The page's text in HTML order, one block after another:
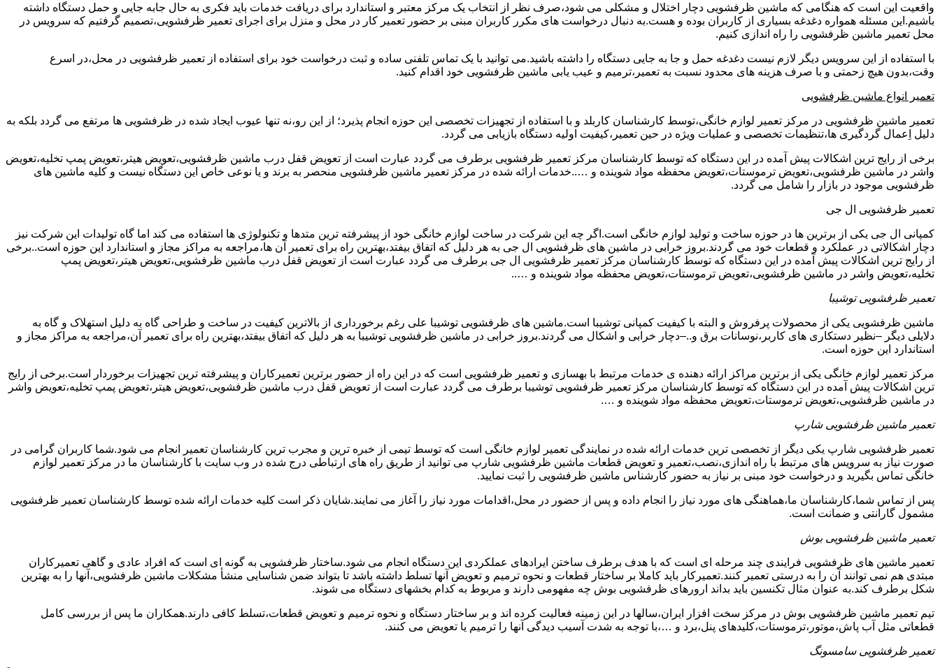
واقعیت این است که هنگامی که ماشین ظرفشویی دچار اختلال و مشکلی می شود،صرف نظر از انتخاب یک مرکز معتبر و استاندارد برای دریافت خدمات باید فکری به حال جابه جایی و حمل دستگاه داشته
باشیم.این مسئله همواره دغدغه بسیاری از کاربران بوده و هست.به دنبال درخواست های مکرر کاربران مبنی بر حضور تعمیر کار در محل و منزل برای اجرای تعمیر ظرفشویی،تصمیم گرفتیم که سرویس در
محل تعمیر ماشین ظرفشویی را راه اندازی کنیم.
با استفاده از این سرویس دیگر لازم نیست دغدغه حمل و جا به جایی دستگاه را داشته باشید.می توانید با یک تماس تلفنی ساده و ثبت درخواست خود برای استفاده از تعمیر ظرفشویی در محل،در اسرع
وقت،بدون هیچ زحمتی و با صرف هزینه های محدود نسبت به تعمیر،ترمیم و عیب یابی ماشین ظرفشویی خود اقدام کنید.
تعمیر انواع ماشین ظرفشویی
تعمیر ماشین ظرفشویی در مرکز تعمیر لوازم خانگی،توسط کارشناسان کاربلد و با استفاده از تجهیزات تخصصی این حوزه انجام پذیرد؛ از این رو،نه تنها عیوب ایجاد شده در ظرفشویی ها مرتفع می گردد بلکه به
دلیل اِعمال گردگیری ها،تنظیمات تخصصی و عملیات ویژه در حین تعمیر،کیفیت اولیه دستگاه بازیابی می گردد.
برخی از رایج ترین اشکالات پیش آمده در این دستگاه که توسط کارشناسان مرکز تعمیر ظرفشویی برطرف می گردد عبارت است از تعویض قفل درب ماشین ظرفشویی،تعویض هیتر،تعویض پمپ تخلیه،تعویض
واشر در ماشین ظرفشویی،تعویض ترموستات،تعویض محفظه مواد شوینده و …..خدمات ارائه شده در مرکز تعمیر ماشین ظرفشویی منحصر به برند و یا نوعی خاص این دستگاه نیست و کلیه ماشین های
ظرفشویی موجود در بازار را شامل می گردد.
تعمیر ظرفشویی ال جی
کمپانی ال جی یکی از برترین ها در حوزه ساخت و تولید لوازم خانگی است.اگر چه این شرکت در ساخت لوازم خانگی خود از پیشرفته ترین متدها و تکنولوژی ها استفاده می کند اما گاه تولیدات این شرکت نیز
دچار اشکالاتی در عملکرد و قطعات خود می گردند.بروز خرابی در ماشین های ظرفشویی ال جی به هر دلیل که اتفاق بیفتد،بهترین راه برای تعمیر آن ها،مراجعه به مراکز مجاز و استاندارد این حوزه است..برخی
از رایج ترین اشکالات پیش آمده در این دستگاه که توسط کارشناسان مرکز تعمیر ظرفشویی ال جی برطرف می گردد عبارت است از تعویض قفل درب ماشین ظرفشویی،تعویض هیتر،تعویض پمپ
تخلیه،تعویض واشر در ماشین ظرفشویی،تعویض ترموستات،تعویض محفظه مواد شوینده و …..
تعمیر ظرفشویی توشیبا
ماشین ظرفشویی یکی از محصولات پرفروش و البته با کیفیت کمپانی توشیبا است.ماشین های ظرفشویی توشیبا علی رغم برخورداری از بالاترین کیفیت در ساخت و طراحی گاه به دلیل استهلاک و گاه به
دلایلی دیگر –نظیر دستکاری های کاربر،نوسانات برق و..–دچار خرابی و اشکال می گردند.بروز خرابی در ماشین ظرفشویی توشیبا به هر دلیل که اتفاق بیفتد،بهترین راه برای تعمیر آن،مراجعه به مراکز مجاز و
استاندارد این حوزه است.
مرکز تعمیر لوازم خانگی یکی از برترین مراکز ارائه دهنده ی خدمات مرتبط با بهسازی و تعمیر ظرفشویی است که در این راه از حضور برترین تعمیرکاران و پیشرفته ترین تجهیزات برخوردار است.برخی از رایج
ترین اشکالات پیش آمده در این دستگاه که توسط کارشناسان مرکز تعمیر ظرفشویی توشیبا برطرف می گردد عبارت است از تعویض قفل درب ماشین ظرفشویی،تعویض هیتر،تعویض پمپ تخلیه،تعویض واشر
در ماشین ظرفشویی،تعویض ترموستات،تعویض محفظه مواد شوینده و ….
تعمیر ماشین ظرفشویی شارپ
تعمیر ظرفشویی شارپ یکی دیگر از تخصصی ترین خدمات ارائه شده در نمایندگی تعمیر لوازم خانگی است که توسط تیمی از خبره ترین و مجرب ترین کارشناسان تعمیر انجام می شود.شما کاربران گرامی در
صورت نیاز به سرویس های مرتبط با راه اندازی،نصب،تعمیر و تعویض قطعات ماشین ظرفشویی شارپ می توانید از طریق راه های ارتباطی درج شده در وب سایت با کارشناسان ما در مرکز تعمیر لوازم
خانگی تماس بگیرید و درخواست خود مبنی بر نیاز به حضور کارشناس ماشین ظرفشویی را ثبت نمایید.
پس از تماس شما،کارشناسان ما،هماهنگی های مورد نیاز را انجام داده و پس از حضور در محل،اقدامات مورد نیاز را آغاز می نمایند.شایان ذکر است کلیه خدمات ارائه شده توسط کارشناسان تعمیر ظرفشویی
مشمول گارانتی و ضمانت است.
تعمیر ماشین ظرفشویی بوش
تعمیر ماشین های ظرفشویی فرایندی چند مرحله ای است که با هدف برطرف ساختن ایرادهای عملکردی این دستگاه انجام می شود.ساختار ظرفشویی به گونه ای است که افراد عادی و گاهی تعمیرکاران
مبتدی هم نمی توانند آن را به درستی تعمیر کنند.تعمیرکار باید کاملا بر ساختار قطعات و نحوه ترمیم و تعویض آنها تسلط داشته باشد تا بتواند ضمن شناسایی منشأ مشکلات ماشین ظرفشویی،آنها را به بهترین
شکل برطرف کند.به عنوان مثال تکنسین باید بداند ارورهای ظرفشویی بوش چه مفهومی دارند و مربوط به کدام بخشهای دستگاه می شوند.
تیم تعمیر ماشین ظرفشویی بوش در مرکز سخت افزار ایران،سالها در این زمینه فعالیت کرده اند و بر ساختار دستگاه و نحوه ترمیم و تعویض قطعات،تسلط کافی دارند.همکاران ما پس از بررسی کامل
قطعاتی مثل آب پاش،موتور،ترموستات،کلیدهای پنل،برد و …،با توجه به شدت آسیب دیدگی آنها را ترمیم یا تعویض می کنند.
تعمیر ظرفشویی سامسونگ